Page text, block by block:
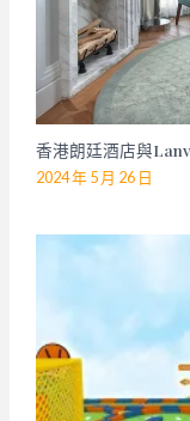
香港朗廷酒店與
2024 年 5 月 26 日